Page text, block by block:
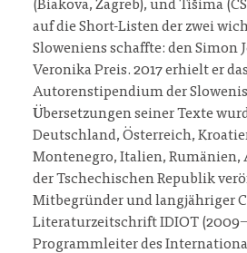
(Biakova, Zagreb), und Tišima
auf die Short-Listen der zwei
Sloweniens schaffte: den Simon
Veronika Preis. 2017 erhielt er das
Autorenstipendium der
Übersetzungen seiner Texte
Deutschland, Österreich,
Montenegro, Italien,
der Tschechischen Republik
Mitbegründer und langjähriger
Literaturzeitschrift IDIOT
Programmleiter des